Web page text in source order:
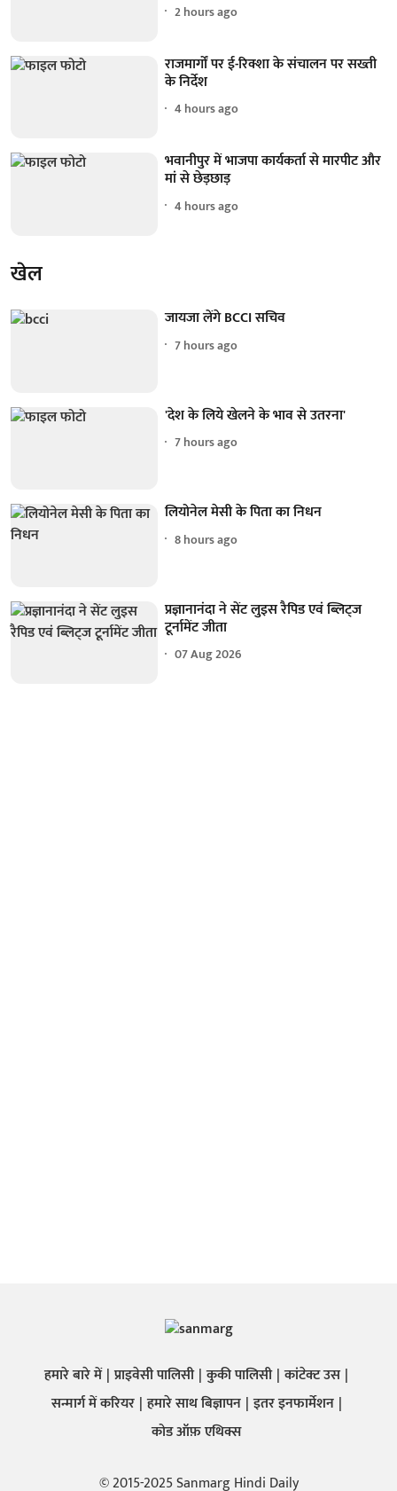
2 hours ago
राजमार्गों पर ई-रिक्शा के संचालन पर सख्ती
के निर्देश
4 hours ago
भवानीपुर में भाजपा कार्यकर्ता से मारपीट और
मां से छेड़छाड़
4 hours ago
खेल
जायजा लेंगे BCCI सचिव
7 hours ago
'देश के लिये खेलने के भाव से उतरना'
7 hours ago
लियोनेल मेसी के पिता का निधन
8 hours ago
प्रज्ञानानंदा ने सेंट लुइस रैपिड एवं ब्लिट्ज
टूर्नामेंट जीता
07 Aug 2026
हमारे बारे में प्राइवेसी पालिसी कुकी पालिसी कांटेक्ट उस
सन्मार्ग में करियर हमारे साथ बिज्ञापन इतर इनफार्मेशन
कोड ऑफ़ एथिक्स
© 2015-2025 Sanmarg Hindi Daily